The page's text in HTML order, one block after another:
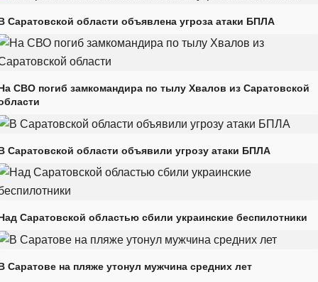
Саратовской области объявлена угроза атаки БПЛА
СВО погиб замкомандира по тылу Хвалов из Саратовской
Саратовской области объявили угрозу атаки БПЛА
Саратовской областью сбили украинские беспилотники
Саратове на пляже утонул мужчина средних лет